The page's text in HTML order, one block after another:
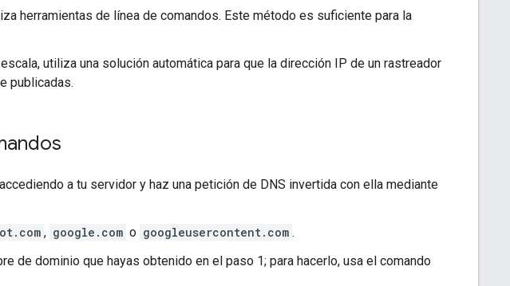
herramientas de línea de comandos. Este método es suficiente para la
utiliza una solución automática para que la dirección IP de un rastreador
publicadas.
a tu servidor y haz una petición de DNS invertida con ella mediante
, google.com o googleusercontent.com .
de dominio que hayas obtenido en el paso 1; para hacerlo, usa el comando